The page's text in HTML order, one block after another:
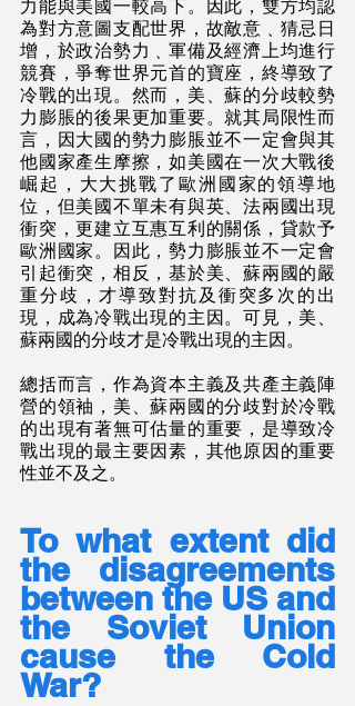
力能與美國一較高下。因此，雙方均認
為對方意圖支配世界，故敵意﹑猜忌日
增，於政治勢力﹑軍備及經濟上均進行
競賽，爭奪世界元首的寶座，終導致了
冷戰的出現。然而，美、蘇的分歧較勢
力膨脹的後果更加重要。就其局限性而
言，因大國的勢力膨脹並不一定會與其
他國家產生摩擦，如美國在一次大戰後
崛起，大大挑戰了歐洲國家的領導地
位，但美國不單未有與英、法兩國出現
衝突，更建立互惠互利的關係，貸款予
歐洲國家。因此，勢力膨脹並不一定會
引起衝突，相反，基於美、蘇兩國的嚴
重分歧，才導致對抗及衝突多次的出
現，成為冷戰出現的主因。可見，美、
蘇兩國的分歧才是冷戰出現的主因。
總括而言，作為資本主義及共產主義陣
營的領袖，美、蘇兩國的分歧對於冷戰
的出現有著無可估量的重要，是導致冷
戰出現的最主要因素，其他原因的重要
性並不及之。
To what extent did
the disagreements
between the US and
the Soviet Union
cause the Cold
War?